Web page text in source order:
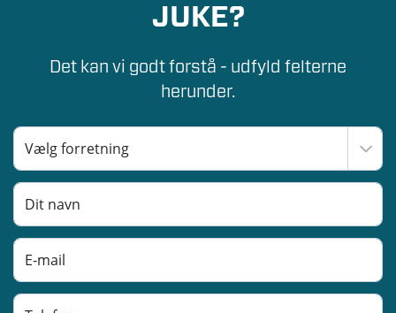
JUKE?
Det kan vi godt forstå - udfyld felterne
herunder.